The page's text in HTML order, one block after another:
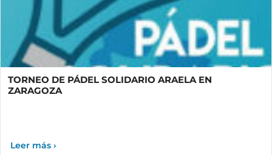
TORNEO DE PÁDEL SOLIDARIO ARAELA EN
ZARAGOZA